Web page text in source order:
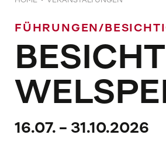
FÜHRUNGEN/
16.07. - 31.10.2026